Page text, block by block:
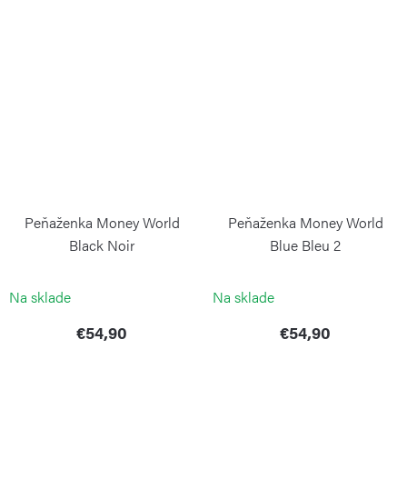
Peňaženka Money World
Black Noir
Na sklade
€54,90
Peňaženka Money World
Blue Bleu 2
Na sklade
€54,90